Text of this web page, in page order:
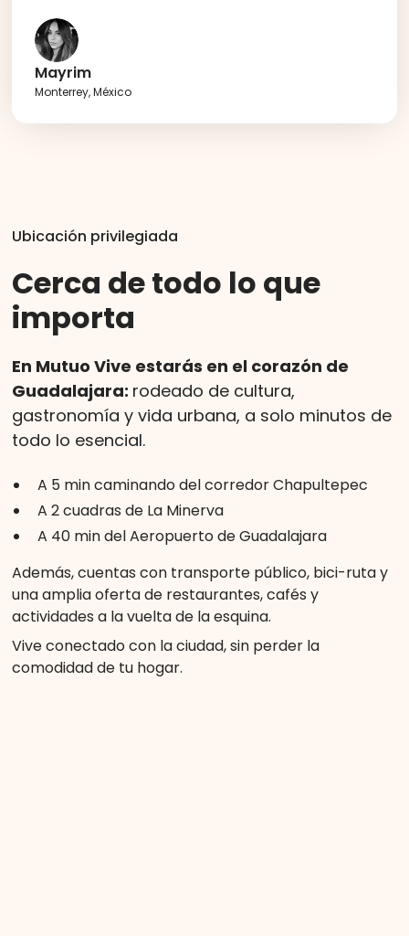
Mayrim
Monterrey, México
Ubicación privilegiada
Cerca de todo lo que
importa
En Mutuo Vive estarás en el corazón de
Guadalajara: rodeado de cultura,
gastronomía y vida urbana, a solo minutos de
todo lo esencial.
A 5 min caminando del corredor Chapultepec
A 2 cuadras de La Minerva
A 40 min del Aeropuerto de Guadalajara
Además, cuentas con transporte público, bici-ruta y
una amplia oferta de restaurantes, cafés y
actividades a la vuelta de la esquina.
Vive conectado con la ciudad, sin perder la
comodidad de tu hogar.